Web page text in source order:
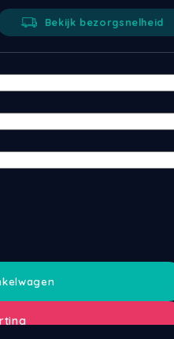
Bekijk bezorgsnelheid